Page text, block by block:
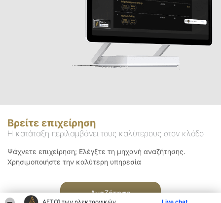
Βρείτε επιχείρηση
Η κατάταξη περιλαμβάνει τους καλύτερους στον κλάδο
Ψάχνετε επιχείρηση; Ελέγξτε τη μηχανή αναζήτησης.
Χρησιμοποιήστε την καλύτερη υπηρεσία
Αναζήτηση